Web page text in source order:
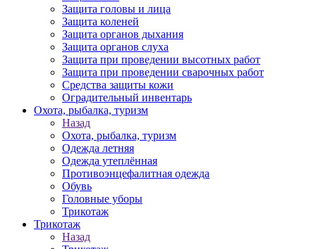
Защита головы и лица
Защита коленей
Защита органов дыхания
Защита органов слуха
Защита при проведении высотных работ
Защита при проведении сварочных работ
Средства защиты кожи
Оградительный инвентарь
Охота, рыбалка, туризм
Назад
Охота, рыбалка, туризм
Одежда летняя
Одежда утеплённая
Противоэнцефалитная одежда
Обувь
Головные уборы
Трикотаж
Трикотаж
Назад